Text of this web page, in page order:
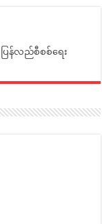
ပြန်လည်စီစစ်ရေး